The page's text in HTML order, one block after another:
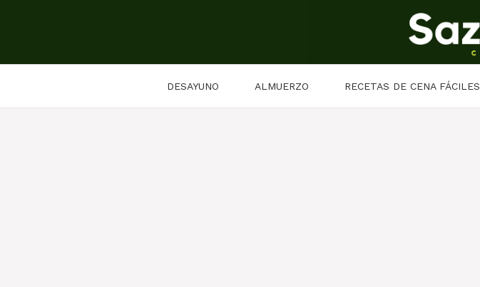
DESAYUNO ALMUERZO RECETAS DE CENA FÁCILES